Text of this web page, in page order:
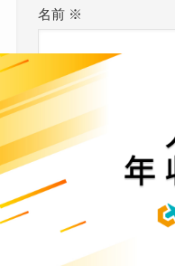
名前 ※
メール※
サイト
次回のコメントで